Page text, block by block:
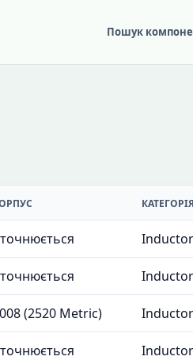
Пошук
КАТЕГОРІЯ
(2520 Metric)